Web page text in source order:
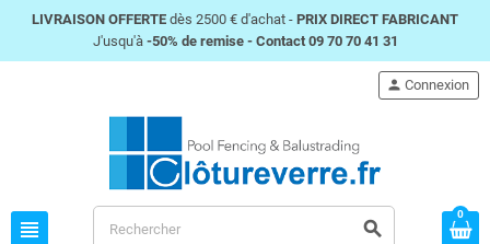
LIVRAISON OFFERTE dès 2500 € d'achat - PRIX DIRECT FABRICANT
J'usqu'à -50% de remise - Contact 09 70 70 41 31
view_headline search
person Connexion
0